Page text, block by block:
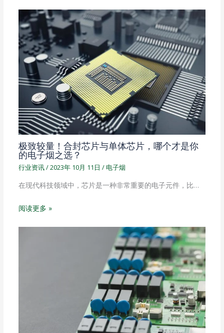
极致较量！合封芯片与单体芯片，哪个才是你
的电子烟之选？
行业资讯/2023年 10月 11日 / 电子烟
在现代科技领域中，芯片是一种非常重要的电子元件，比…
阅读更多 »